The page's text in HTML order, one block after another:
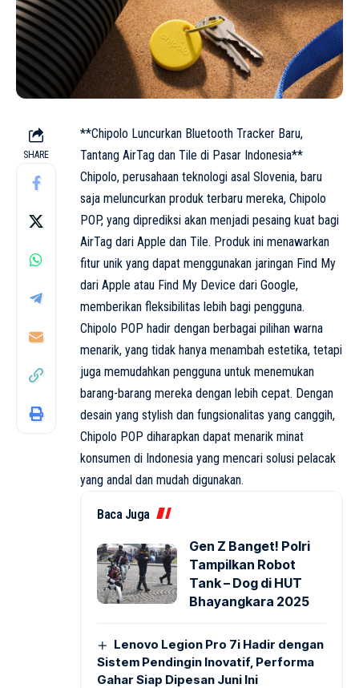
SHARE
**Chipolo Luncurkan Bluetooth Tracker Baru,
Tantang AirTag dan Tile di Pasar Indonesia**
Chipolo, perusahaan teknologi asal Slovenia, baru
saja meluncurkan produk terbaru mereka, Chipolo
POP, yang diprediksi akan menjadi pesaing kuat bagi
AirTag dari Apple dan Tile. Produk ini menawarkan
fitur unik yang dapat menggunakan jaringan Find My
dari Apple atau Find My Device dari Google,
memberikan fleksibilitas lebih bagi pengguna.
Chipolo POP hadir dengan berbagai pilihan warna
menarik, yang tidak hanya menambah estetika, tetapi
juga memudahkan pengguna untuk menemukan
barang-barang mereka dengan lebih cepat. Dengan
desain yang stylish dan fungsionalitas yang canggih,
Chipolo POP diharapkan dapat menarik minat
konsumen di Indonesia yang mencari solusi pelacak
yang andal dan mudah digunakan.
Baca Juga
Gen Z Banget! Polri
Tampilkan Robot
Tank – Dog di HUT
Bhayangkara 2025
Lenovo Legion Pro 7i Hadir dengan
Sistem Pendingin Inovatif, Performa
Gahar Siap Dipesan Juni Ini